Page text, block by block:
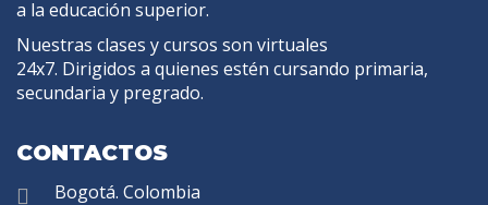
a la educación superior.
Nuestras clases y cursos son virtuales
24x7. Dirigidos a quienes estén cursando primaria,
secundaria y pregrado.
CONTACTOS
Bogotá. Colombia